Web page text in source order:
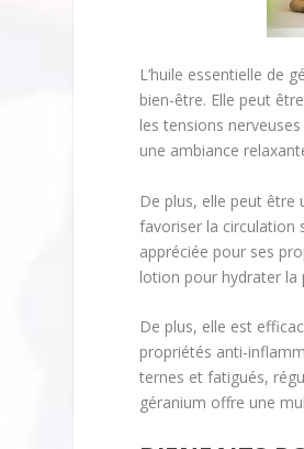
L’huile essentielle de
bien-être. Elle peut
les tensions
une ambiance
De plus, elle peut être
favoriser la circulation
appréciée pour ses
lotion pour hydrater la
De plus, elle est
propriétés anti-
ternes et fatigués,
géranium offre une